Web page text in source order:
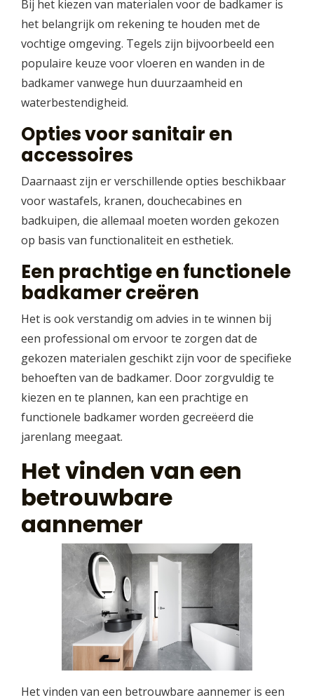
Bij het kiezen van materialen voor de badkamer is
het belangrijk om rekening te houden met de
vochtige omgeving. Tegels zijn bijvoorbeeld een
populaire keuze voor vloeren en wanden in de
badkamer vanwege hun duurzaamheid en
waterbestendigheid.
Opties voor sanitair en
accessoires
Daarnaast zijn er verschillende opties beschikbaar
voor wastafels, kranen, douchecabines en
badkuipen, die allemaal moeten worden gekozen
op basis van functionaliteit en esthetiek.
Een prachtige en functionele
badkamer creëren
Het is ook verstandig om advies in te winnen bij
een professional om ervoor te zorgen dat de
gekozen materialen geschikt zijn voor de specifieke
behoeften van de badkamer. Door zorgvuldig te
kiezen en te plannen, kan een prachtige en
functionele badkamer worden gecreëerd die
jarenlang meegaat.
Het vinden van een
betrouwbare
aannemer
Het vinden van een betrouwbare aannemer is een